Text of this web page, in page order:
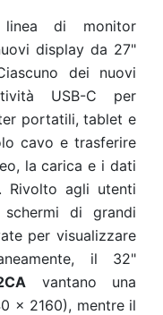
di monitor
display da 27"
dei nuovi
USB-C per
portatili, tablet e
cavo e trasferire
la carica e i dati
Rivolto agli utenti
schermi di grandi
per visualizzare
il 32"
vantano una
x 2160), mentre il